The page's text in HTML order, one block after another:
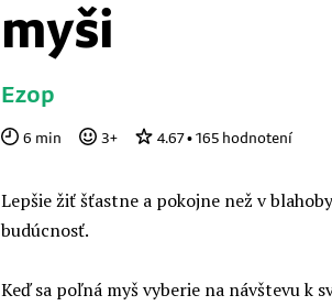
myši
Ezop
6 min 3+ 4.67• 165 hodnotení
Lepšie žiť šťastne a pokojne než v
budúcnosť.
Keď sa poľná myš vyberie na návštevu k